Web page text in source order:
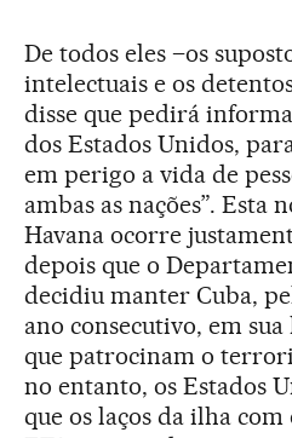
De todos eles –os
intelectuais e os
disse que pedirá
dos Estados Unidos,
em perigo a vida de
ambas as nações”. Esta
Havana ocorre
depois que o
decidiu manter Cuba,
ano consecutivo, em
que patrocinam o
no entanto, os Estados
que os laços da ilha